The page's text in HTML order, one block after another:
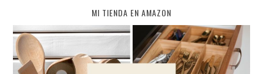
MI TIENDA EN AMAZON